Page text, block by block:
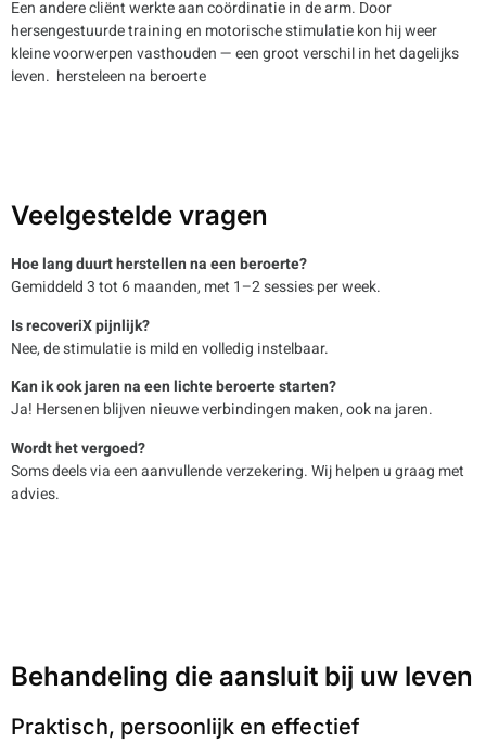
Een andere cliënt werkte aan coördinatie in de arm. Door
hersengestuurde training en motorische stimulatie kon hij weer
kleine voorwerpen vasthouden — een groot verschil in het dagelijks
leven. hersteleen na beroerte
Veelgestelde vragen
Hoe lang duurt herstellen na een beroerte?
Gemiddeld 3 tot 6 maanden, met 1–2 sessies per week.
Is recoveriX pijnlijk?
Nee, de stimulatie is mild en volledig instelbaar.
Kan ik ook jaren na een lichte beroerte starten?
Ja! Hersenen blijven nieuwe verbindingen maken, ook na jaren.
Wordt het vergoed?
Soms deels via een aanvullende verzekering. Wij helpen u graag met
advies.
Behandeling die aansluit bij uw leven
Praktisch, persoonlijk en effectief